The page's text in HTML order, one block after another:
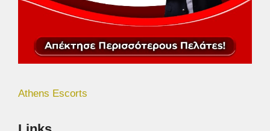
Athens Escorts